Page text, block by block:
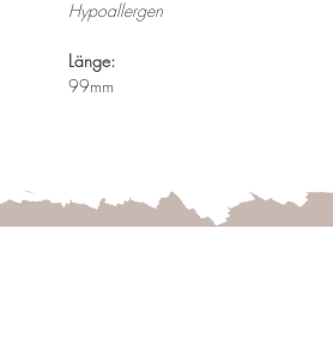
Hypoallergen
Länge:
99mm